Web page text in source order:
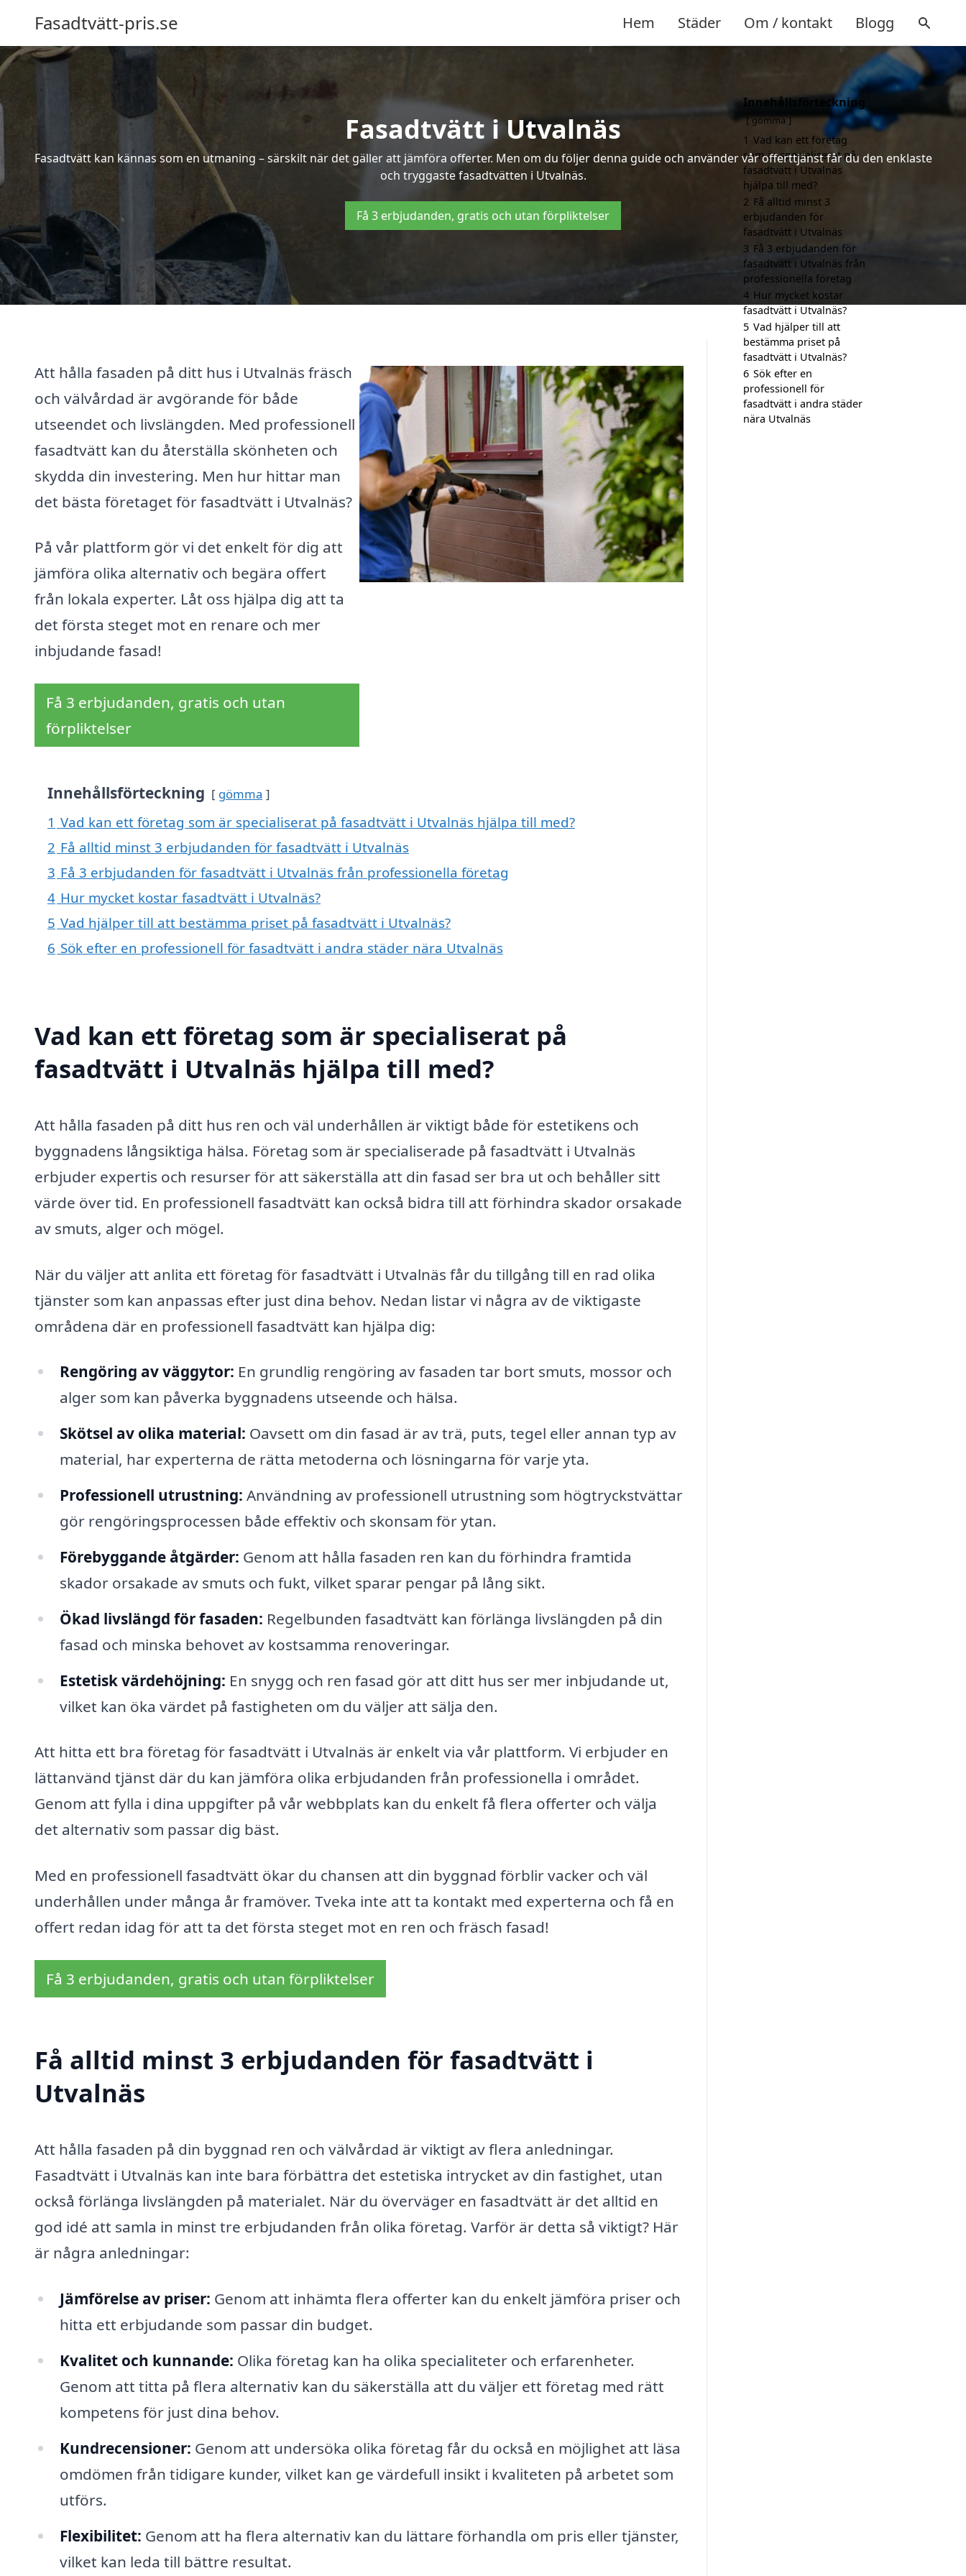
Fasadtvätt-pris.se Hem Städer Om / kontakt Blogg
Fasadtvätt i Utvalnäs
Fasadtvätt kan kännas som en utmaning – särskilt när det gäller att jämföra offerter. Men om du följer denna guide och använder vår offerttjänst får du den enklaste
och tryggaste fasadtvätten i Utvalnäs.
Få 3 erbjudanden, gratis och utan förpliktelser
Att hålla fasaden på ditt hus i Utvalnäs fräsch
och välvårdad är avgörande för både
utseendet och livslängden. Med professionell
fasadtvätt kan du återställa skönheten och
skydda din investering. Men hur hittar man
det bästa företaget för fasadtvätt i Utvalnäs?
På vår plattform gör vi det enkelt för dig att
jämföra olika alternativ och begära offert
från lokala experter. Låt oss hjälpa dig att ta
det första steget mot en renare och mer
inbjudande fasad!
Få 3 erbjudanden, gratis och utan
förpliktelser
Innehållsförteckning gömma
1 Vad kan ett företag som är specialiserat på fasadtvätt i Utvalnäs hjälpa till med?
2 Få alltid minst 3 erbjudanden för fasadtvätt i Utvalnäs
3 Få 3 erbjudanden för fasadtvätt i Utvalnäs från professionella företag
4 Hur mycket kostar fasadtvätt i Utvalnäs?
5 Vad hjälper till att bestämma priset på fasadtvätt i Utvalnäs?
6 Sök efter en professionell för fasadtvätt i andra städer nära Utvalnäs
Vad kan ett företag som är specialiserat på
fasadtvätt i Utvalnäs hjälpa till med?
Att hålla fasaden på ditt hus ren och väl underhållen är viktigt både för estetikens och
byggnadens långsiktiga hälsa. Företag som är specialiserade på fasadtvätt i Utvalnäs
erbjuder expertis och resurser för att säkerställa att din fasad ser bra ut och behåller sitt
värde över tid. En professionell fasadtvätt kan också bidra till att förhindra skador orsakade
av smuts, alger och mögel.
När du väljer att anlita ett företag för fasadtvätt i Utvalnäs får du tillgång till en rad olika
tjänster som kan anpassas efter just dina behov. Nedan listar vi några av de viktigaste
områdena där en professionell fasadtvätt kan hjälpa dig:
Rengöring av väggytor: En grundlig rengöring av fasaden tar bort smuts, mossor och
alger som kan påverka byggnadens utseende och hälsa.
Skötsel av olika material: Oavsett om din fasad är av trä, puts, tegel eller annan typ av
material, har experterna de rätta metoderna och lösningarna för varje yta.
Professionell utrustning: Användning av professionell utrustning som högtryckstvättar
gör rengöringsprocessen både effektiv och skonsam för ytan.
Förebyggande åtgärder: Genom att hålla fasaden ren kan du förhindra framtida
skador orsakade av smuts och fukt, vilket sparar pengar på lång sikt.
Ökad livslängd för fasaden: Regelbunden fasadtvätt kan förlänga livslängden på din
fasad och minska behovet av kostsamma renoveringar.
Estetisk värdehöjning: En snygg och ren fasad gör att ditt hus ser mer inbjudande ut,
vilket kan öka värdet på fastigheten om du väljer att sälja den.
Att hitta ett bra företag för fasadtvätt i Utvalnäs är enkelt via vår plattform. Vi erbjuder en
lättanvänd tjänst där du kan jämföra olika erbjudanden från professionella i området.
Genom att fylla i dina uppgifter på vår webbplats kan du enkelt få flera offerter och välja
det alternativ som passar dig bäst.
Med en professionell fasadtvätt ökar du chansen att din byggnad förblir vacker och väl
underhållen under många år framöver. Tveka inte att ta kontakt med experterna och få en
offert redan idag för att ta det första steget mot en ren och fräsch fasad!
Få 3 erbjudanden, gratis och utan förpliktelser
Få alltid minst 3 erbjudanden för fasadtvätt i
Utvalnäs
Att hålla fasaden på din byggnad ren och välvårdad är viktigt av flera anledningar.
Fasadtvätt i Utvalnäs kan inte bara förbättra det estetiska intrycket av din fastighet, utan
också förlänga livslängden på materialet. När du överväger en fasadtvätt är det alltid en
god idé att samla in minst tre erbjudanden från olika företag. Varför är detta så viktigt? Här
är några anledningar:
Jämförelse av priser: Genom att inhämta flera offerter kan du enkelt jämföra priser och
hitta ett erbjudande som passar din budget.
Kvalitet och kunnande: Olika företag kan ha olika specialiteter och erfarenheter.
Genom att titta på flera alternativ kan du säkerställa att du väljer ett företag med rätt
kompetens för just dina behov.
Kundrecensioner: Genom att undersöka olika företag får du också en möjlighet att läsa
omdömen från tidigare kunder, vilket kan ge värdefull insikt i kvaliteten på arbetet som
utförs.
Flexibilitet: Genom att ha flera alternativ kan du lättare förhandla om pris eller tjänster,
vilket kan leda till bättre resultat.
Innehållsförteckning
gömma
1 Vad kan ett företag
som är specialiserat på
fasadtvätt i Utvalnäs
hjälpa till med?
2 Få alltid minst 3
erbjudanden för
fasadtvätt i Utvalnäs
3 Få 3 erbjudanden för
fasadtvätt i Utvalnäs från
professionella företag
4 Hur mycket kostar
fasadtvätt i Utvalnäs?
5 Vad hjälper till att
bestämma priset på
fasadtvätt i Utvalnäs?
6 Sök efter en
professionell för
fasadtvätt i andra städer
nära Utvalnäs